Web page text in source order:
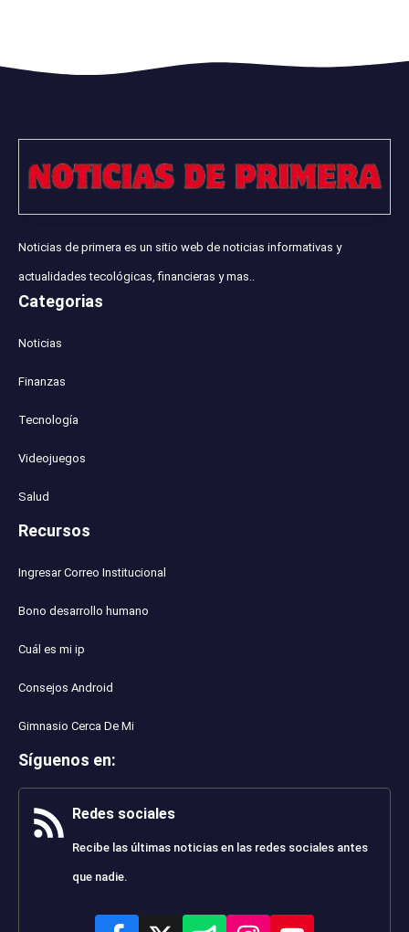
Noticias de primera es un sitio web de noticias informativas y
actualidades tecológicas, financieras y mas..
Categorias
Noticias
Finanzas
Tecnología
Videojuegos
Salud
Recursos
Ingresar Correo Institucional
Bono desarrollo humano
Cuál es mi ip
Consejos Android
Gimnasio Cerca De Mi
Síguenos en:
Redes sociales
Recibe las últimas noticias en las redes sociales antes
que nadie.